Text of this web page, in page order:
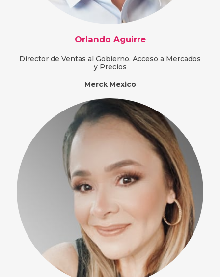
Orlando Aguirre
Director de Ventas al Gobierno, Acceso a Mercados
y Precios
Merck Mexico